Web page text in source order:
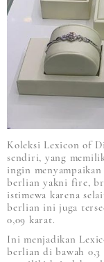
Koleksi Lexicon of
sendiri, yang
ingin menyampaikan
berlian yakni fire,
istimewa karena
berlian ini juga
0,09 karat.
Ini menjadikan
berlian di bawah